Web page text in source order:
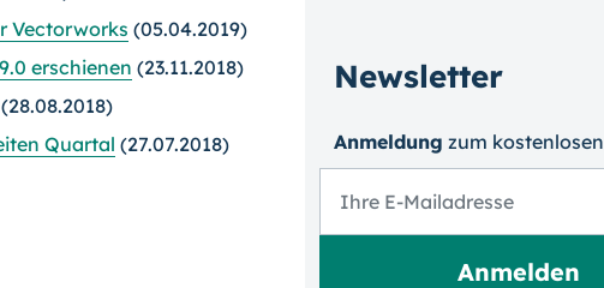
Vectorworks (05.04.2019)
erschienen (23.11.2018)
(28.08.2018)
Quartal (27.07.2018)
Newsletter
Anmeldung zum kosten­losen